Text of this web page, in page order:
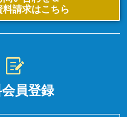
料請求はこちら
員登録